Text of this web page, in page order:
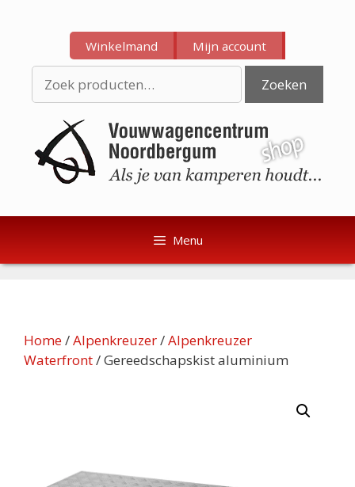
inhoud
inhoud
Winkelmand Mijn account
naar:
Zoeken
Menu
Home/Alpenkreuzer/Alpenkreuzer
Waterfront/ Gereedschapskist aluminium